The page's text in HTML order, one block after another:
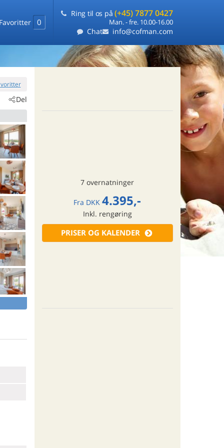
0
Ring til os på (+45) 7877 0427
Man. - fre. 10.00-16.00
Chat info@cofman.com
Del
7 overnatninger
Fra DKK 4.395,-
Inkl. rengøring
PRISER OG KALENDER